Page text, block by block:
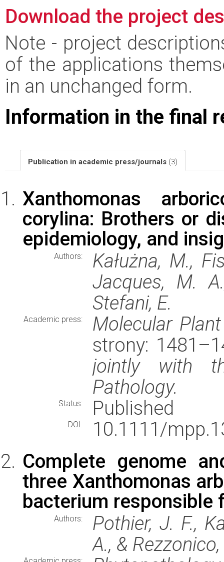
Download the project
Note - project
of the applications
in an unchanged form.
Information in the final
Publication in academic press/journals (3)
Xanthomonas
corylina: Brothers or
epidemiology, and
Authors:
Kałużna, M.,
Jacques, M.
Stefani, E.
Academic press:
Molecular
strony:
jointly with
Pathology.
Status: Published
DOI:
10.1111/
Complete genome
three Xanthomonas
bacterium responsible
Authors:
Pothier, J. F.,
A., & Rezzonico,